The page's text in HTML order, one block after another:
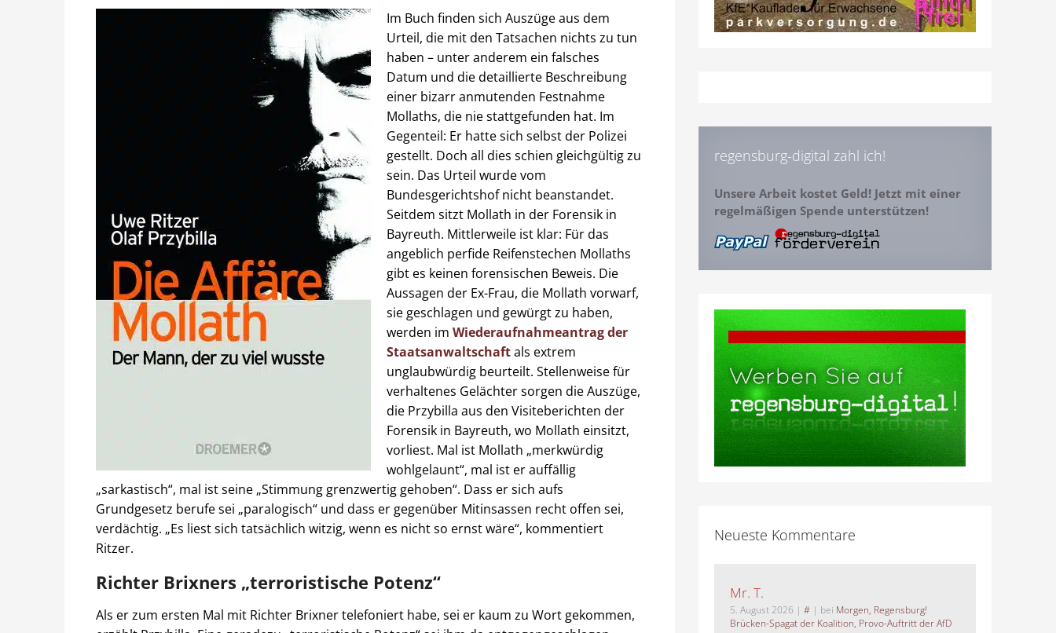
Im Buch finden sich Auszüge aus dem
Urteil, die mit den Tatsachen nichts zu tun
haben – unter anderem ein falsches
Datum und die detaillierte Beschreibung
einer bizarr anmutenden Festnahme
Mollaths, die nie stattgefunden hat. Im
Gegenteil: Er hatte sich selbst der Polizei
gestellt. Doch all dies schien gleichgültig zu
sein. Das Urteil wurde vom
Bundesgerichtshof nicht beanstandet.
Seitdem sitzt Mollath in der Forensik in
Bayreuth. Mittlerweile ist klar: Für das
angeblich perfide Reifenstechen Mollaths
gibt es keinen forensischen Beweis. Die
Aussagen der Ex-Frau, die Mollath vorwarf,
sie geschlagen und gewürgt zu haben,
werden im Wiederaufnahmeantrag der
Staatsanwaltschaftals extrem
unglaubwürdig beurteilt. Stellenweise für
verhaltenes Gelächter sorgen die Auszüge,
die Przybilla aus den Visiteberichten der
Forensik in Bayreuth, wo Mollath einsitzt,
vorliest. Mal ist Mollath „merkwürdig
wohlgelaunt“, mal ist er auffällig
„sarkastisch“, mal ist seine „Stimmung grenzwertig gehoben“. Dass er sich aufs
Grundgesetz berufe sei „paralogisch“ und dass er gegenüber Mitinsassen recht offen sei,
verdächtig. „Es liest sich tatsächlich witzig, wenn es nicht so ernst wäre“, kommentiert
Ritzer.
Richter Brixners „terroristische Potenz“
Als er zum ersten Mal mit Richter Brixner telefoniert habe, sei er kaum zu Wort gekommen,
regensburg-digital zahl ich!
Unsere Arbeit kostet Geld! Jetzt mit einer
regelmäßigen Spende unterstützen!
Neueste Kommentare
Mr. T.
5. August 2026 | #| bei Morgen, Regensburg!
Brücken-Spagat der Koalition, Provo-Auftritt der AfD